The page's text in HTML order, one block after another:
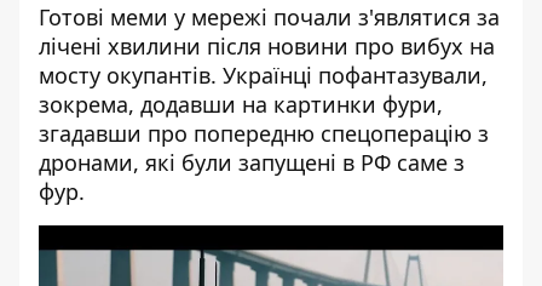
Готові меми у мережі почали з'являтися за
лічені хвилини після новини про вибух на
мосту окупантів. Українці пофантазували,
зокрема, додавши на картинки фури,
згадавши про попередню спецоперацію з
дронами, які були запущені в РФ саме з
фур.